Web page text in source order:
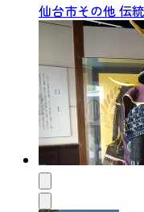
仙台市その他伝